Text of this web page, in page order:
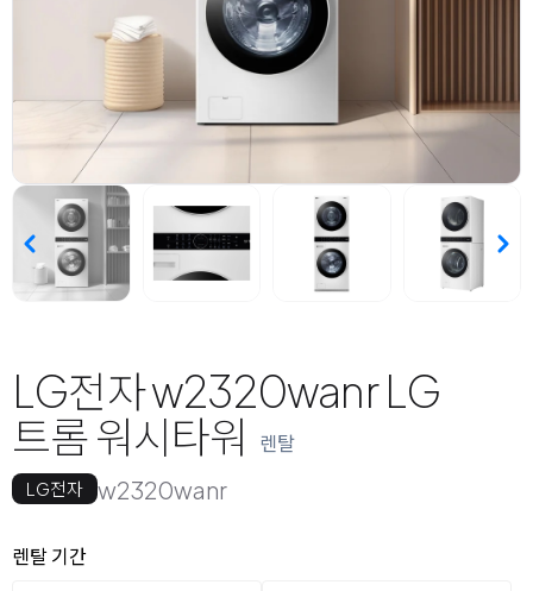
LG전자 w2320wanr LG
트롬 워시타워
렌탈
LG전자 w2320wanr
옵션 선택
렌탈 선택
렌탈 기간